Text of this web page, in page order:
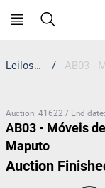
Leilosoc /
Auction: 41622 / End date:
AB03 - Móveis
Maputo
Auction